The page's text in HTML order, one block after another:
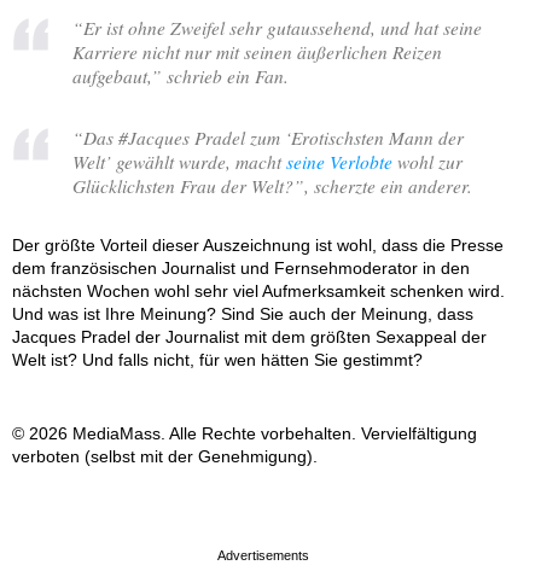
“Er ist ohne Zweifel sehr gutaussehend, und hat seine
Karriere nicht nur mit seinen äußerlichen Reizen
aufgebaut,” schrieb ein Fan.
“Das #Jacques Pradel zum ‘Erotischsten Mann der
Welt’ gewählt wurde, machtseine Verlobte wohl zur
Glücklichsten Frau der Welt?”, scherzte ein anderer.
Der größte Vorteil dieser Auszeichnung ist wohl, dass die Presse
dem französischen Journalist und Fernsehmoderator in den
nächsten Wochen wohl sehr viel Aufmerksamkeit schenken wird.
Und was ist Ihre Meinung? Sind Sie auch der Meinung, dass
Jacques Pradel der Journalist mit dem größten Sexappeal der
Welt ist? Und falls nicht, für wen hätten Sie gestimmt?
© 2026 MediaMass. Alle Rechte vorbehalten. Vervielfältigung
verboten (selbst mit der Genehmigung).